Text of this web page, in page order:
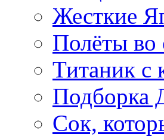
Жесткие
Полёты во
Титаник с
Подборка
Сок,